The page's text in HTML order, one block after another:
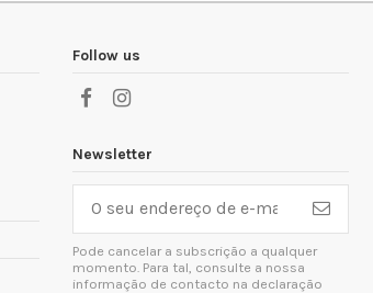
Follow us
Newsletter
Pode cancelar a subscrição a qualquer
momento. Para tal, consulte a nossa
informação de contacto na declaração